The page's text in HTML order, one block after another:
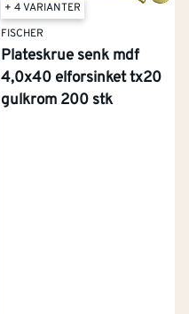
+ 4 VARIANTER
FISCHER
Plateskrue senk mdf
4,0x40 elforsinket tx20
gulkrom 200 stk